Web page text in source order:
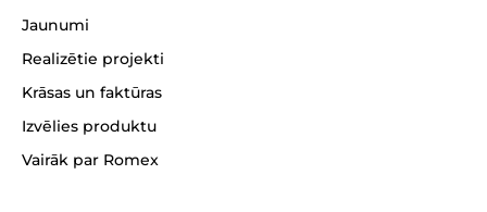
Jaunumi
Realizētie projekti
Krāsas un faktūras
Izvēlies produktu
Vairāk par Romex